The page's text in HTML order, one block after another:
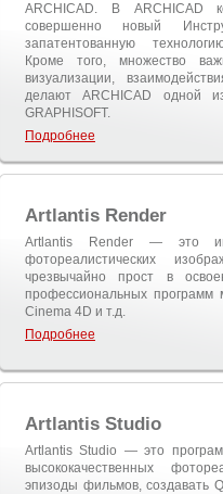
ARCHICAD. В ARCHICAD
совершенно новый
запатентованную
Кроме того, множество
визуализации,
делают ARCHICAD одной
GRAPHISOFT.
Подробнее
Artlantis Render
Artlantis Render — это
фотореалистических
чрезвычайно прост в
профессиональных программ
Cinema 4D и т.д.
Подробнее
Artlantis Studio
Artlantis Studio — это
высококачественных
эпизоды фильмов, создавать